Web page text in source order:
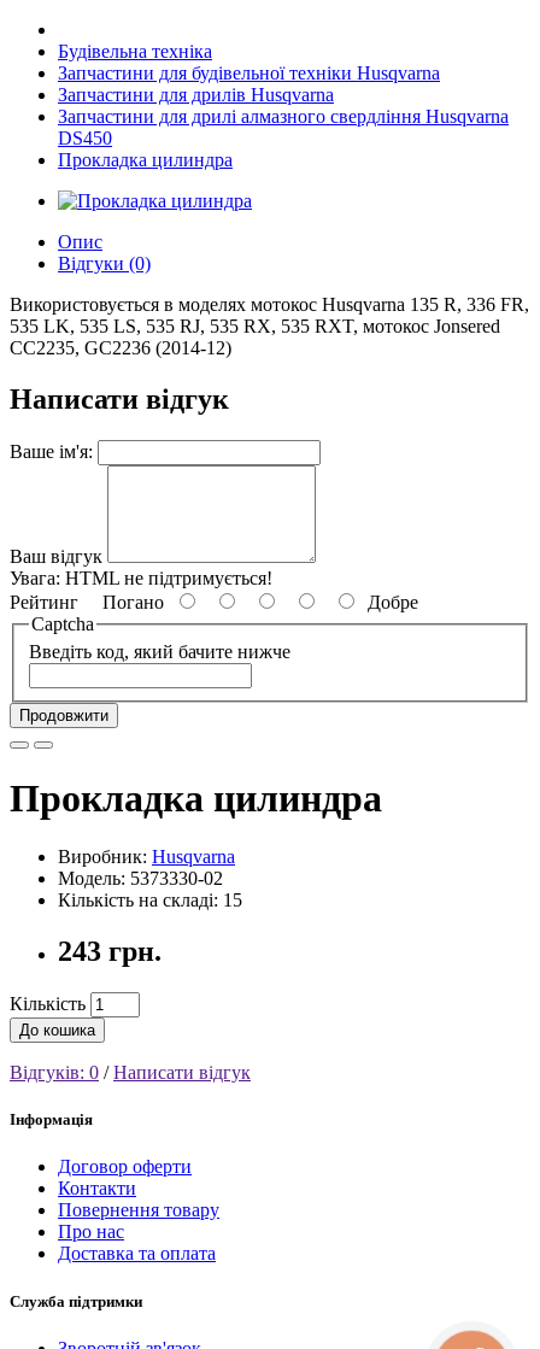
Будівельна техніка
Запчастини для будівельної техніки Husqvarna
Запчастини для дрилів Husqvarna
Запчастини для дрилі алмазного свердління Husqvarna
DS450
Прокладка цилиндра
Опис
Відгуки (0)
Використовується в моделях мотокос Husqvarna 135 R, 336 FR,
535 LK, 535 LS, 535 RJ, 535 RX, 535 RXT, мотокос Jonsered
CC2235, GC2236 (2014-12)
Написати відгук
Ваше ім'я:
Ваш відгук
Увага: HTML не підтримується!
Рейтинг Погано
Добре
Captcha
Введіть код, який бачите нижче
Продовжити
Прокладка цилиндра
Виробник: Husqvarna
Модель: 5373330-02
Кількість на складі: 15
243 грн.
Кількість
До кошика
Відгуків: 0 /Написати відгук
Інформація
Договор оферти
Контакти
Повернення товару
Про нас
Доставка та оплата
Служба підтримки